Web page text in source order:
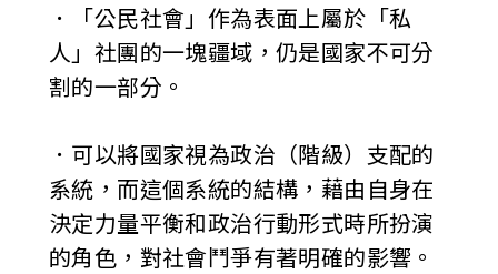
．「公民社會」作為表面上屬於「私
人」社團的一塊疆域，仍是國家不可分
割的一部分。
．可以將國家視為政治（階級）支配的
系統，而這個系統的結構，藉由自身在
決定力量平衡和政治行動形式時所扮演
的角色，對社會鬥爭有著明確的影響。